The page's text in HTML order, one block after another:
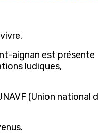
aignan est présente
ludiques,
(Union national